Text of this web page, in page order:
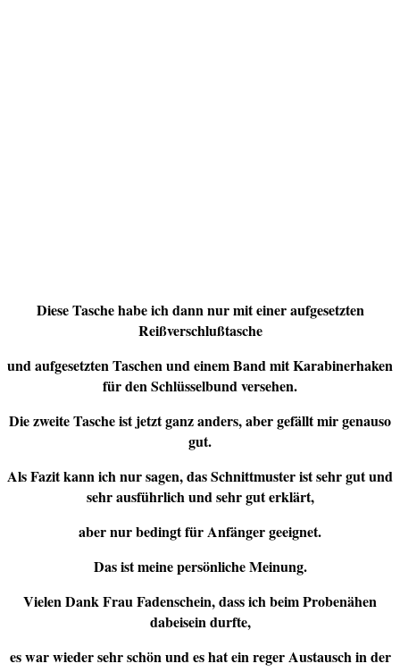
Diese Tasche habe ich dann nur mit einer aufgesetzten
Reißverschlußtasche
und aufgesetzten Taschen und einem Band mit Karabinerhaken
für den Schlüsselbund versehen.
Die zweite Tasche ist jetzt ganz anders, aber gefällt mir genauso
gut.
Als Fazit kann ich nur sagen, das Schnittmuster ist sehr gut und
sehr ausführlich und sehr gut erklärt,
aber nur bedingt für Anfänger geeignet.
Das ist meine persönliche Meinung.
Vielen Dank Frau Fadenschein, dass ich beim Probenähen
dabeisein durfte,
es war wieder sehr schön und es hat ein reger Austausch in der